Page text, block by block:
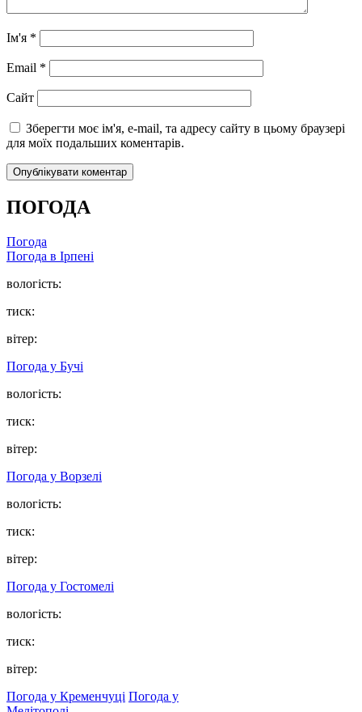
Ім'я *
Email *
Сайт
Зберегти моє ім'я, e-mail, та адресу сайту в цьому браузері
для моїх подальших коментарів.
ПОГОДА
Погода
Погода в Ірпені
вологість:
тиск:
вітер:
Погода у Бучі
вологість:
тиск:
вітер:
Погода у Ворзелі
вологість:
тиск:
вітер:
Погода у Гостомелі
вологість:
тиск:
вітер:
Погода у Кременчуці Погода у